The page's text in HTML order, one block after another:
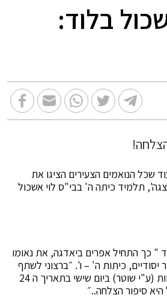
בלוד:
שכל הנואמים הצעירים הציגו את
תלמיד כיתה ה' בבי"ס לוי אשכול
" כך התחיל אפרים ביאדגה, את נאומו
כיתות ה' – ו'. ״ברצוני לשתף
אתכם באירוע שקרה למשפחתי. אחי יהודה ביאדגה הוא הצעיר שנורה למוות (ע"י שוטר) ביום שישי בתאריך ה 24